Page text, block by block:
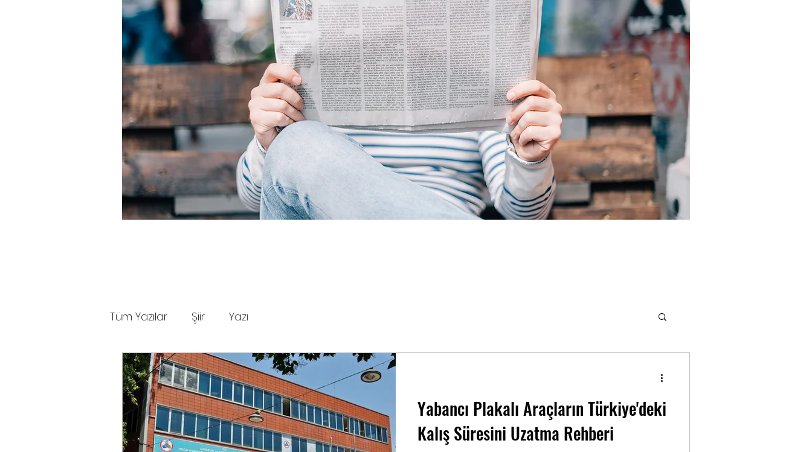
Tüm Yazılar Şiir Yazı
Yabancı Plakalı Araçların Türkiye'deki
Kalış Süresini Uzatma Rehberi